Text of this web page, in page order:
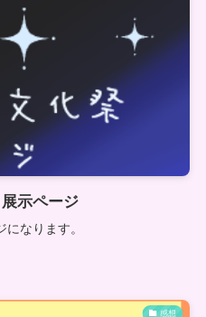
示ページ
になります。
感想